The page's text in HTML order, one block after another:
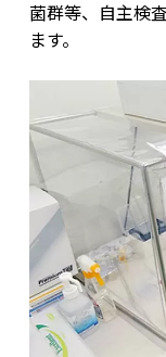
菌群等、自主検
ます。